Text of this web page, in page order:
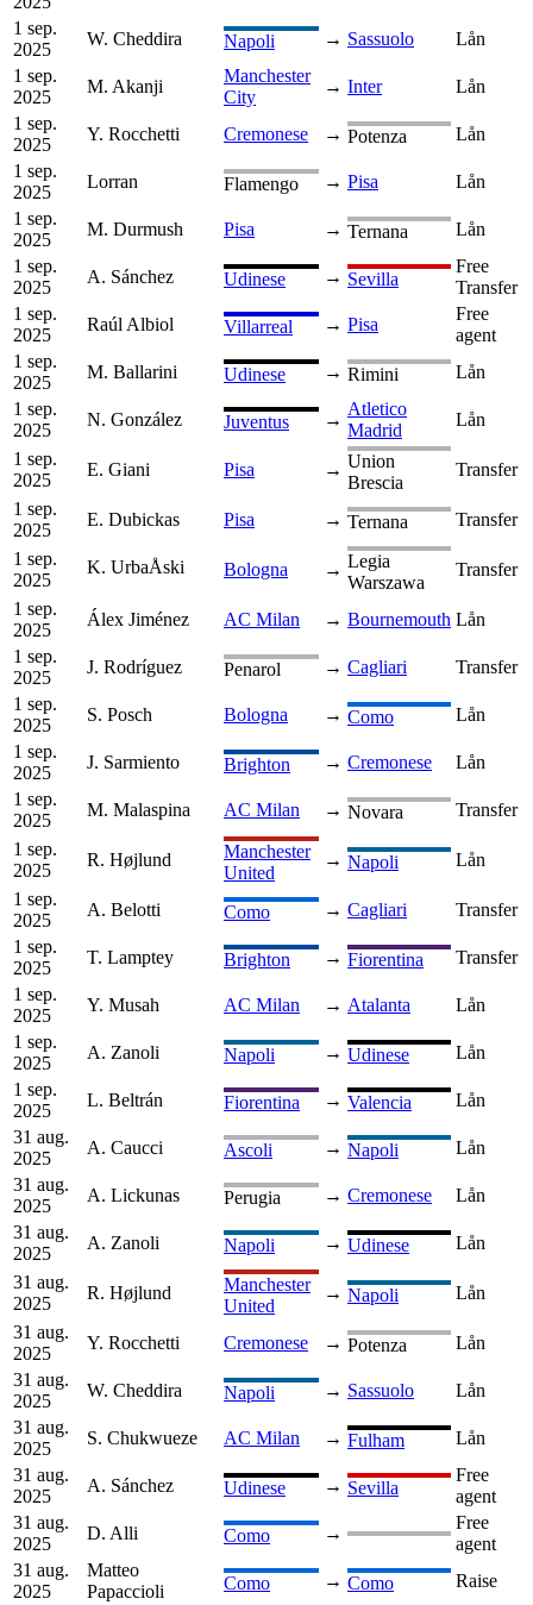
1 sep.
2025
W. Cheddira Napoli → Sassuolo
Lån
1 sep.
2025
M. Akanji
Manchester
City
→ Inter
Lån
1 sep.
2025
Y. Rocchetti Cremonese → Potenza
Lån
1 sep.
2025
Lorran Flamengo → Pisa
Lån
1 sep.
2025
M. Durmush Pisa → Ternana
Lån
1 sep.
2025
A. Sánchez Udinese → Sevilla
Free
Transfer
1 sep.
2025
Raúl Albiol Villarreal → Pisa
Free
agent
1 sep.
2025
M. Ballarini Udinese → Rimini
Lån
1 sep.
2025
N. González Juventus →
Atletico
Madrid
Lån
1 sep.
2025
E. Giani Pisa → Union
Brescia
Transfer
1 sep.
2025
E. Dubickas Pisa → Ternana
Transfer
1 sep.
2025
K. UrbaÅski Bologna → Legia
Warszawa
Transfer
1 sep.
2025
Álex Jiménez AC Milan → Bournemouth Lån
1 sep.
2025
J. Rodríguez Penarol → Cagliari
Transfer
1 sep.
2025
S. Posch Bologna → Como
Lån
1 sep.
2025
J. Sarmiento Brighton → Cremonese
Lån
1 sep.
2025
M. Malaspina AC Milan → Novara
Transfer
1 sep.
2025
R. Højlund
Manchester
United
→ Napoli
Lån
1 sep.
2025
A. Belotti Como → Cagliari
Transfer
1 sep.
2025
T. Lamptey Brighton → Fiorentina
Transfer
1 sep.
2025
Y. Musah AC Milan → Atalanta
Lån
1 sep.
2025
A. Zanoli Napoli → Udinese
Lån
1 sep.
2025
L. Beltrán Fiorentina → Valencia
Lån
31 aug.
2025
A. Caucci Ascoli → Napoli
Lån
31 aug.
2025
A. Lickunas Perugia → Cremonese
Lån
31 aug.
2025
A. Zanoli Napoli → Udinese
Lån
31 aug.
2025
R. Højlund
Manchester
United
→ Napoli
Lån
31 aug.
2025
Y. Rocchetti Cremonese → Potenza
Lån
31 aug.
2025
W. Cheddira Napoli → Sassuolo
Lån
31 aug.
2025
S. Chukwueze AC Milan → Fulham
Lån
31 aug.
2025
A. Sánchez Udinese → Sevilla
Free
agent
31 aug.
2025
D. Alli Como →
Free
agent
31 aug.
2025
Matteo
Papaccioli
Como → Como
Raise